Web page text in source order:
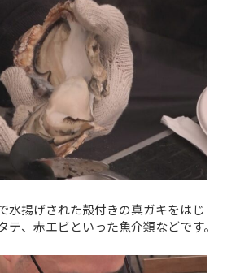
水揚げされた殻付きの真ガキをはじ
、赤エビといった魚介類などです。